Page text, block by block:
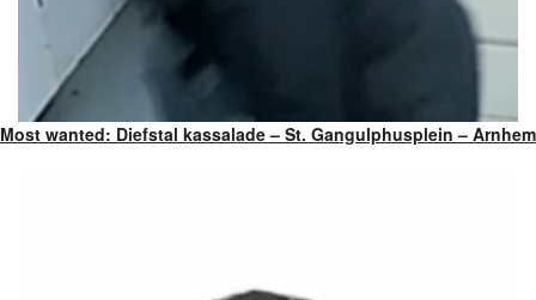
Most wanted: Diefstal kassalade – St. Gangulphusplein – Arnhem